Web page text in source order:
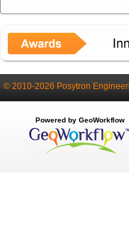
© 2010-2026 Posytron
Powered by GeoWorkflow